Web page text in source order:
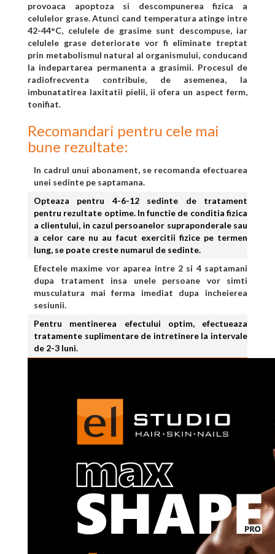
provoaca apoptoza si descompunerea fizica a
celulelor grase. Atunci cand temperatura atinge intre
42-44°C, celulele de grasime sunt descompuse, iar
celulele grase deteriorate vor fi eliminate treptat
prin metabolismul natural al organismului, conducand
la indepartarea permanenta a grasimii. Procesul de
radiofrecventa contribuie, de asemenea, la
imbunatatirea laxitatii pielii, ii ofera un aspect ferm,
tonifiat.
Recomandari pentru cele mai
bune rezultate:
In cadrul unui abonament, se recomanda efectuarea
unei sedinte pe saptamana.
Opteaza pentru 4-6-12 sedinte de tratament
pentru rezultate optime. In functie de conditia fizica
a clientului, in cazul persoanelor supraponderale sau
a celor care nu au facut exercitii fizice pe termen
lung, se poate creste numarul de sedinte.
Efectele maxime vor aparea intre 2 si 4 saptamani
dupa tratament insa unele persoane vor simti
musculatura mai ferma imediat dupa incheierea
sesiunii.
Pentru mentinerea efectului optim, efectueaza
tratamente suplimentare de intretinere la intervale
de 2-3 luni.